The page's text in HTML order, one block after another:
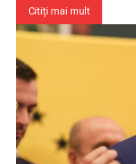
Citiți mai mult